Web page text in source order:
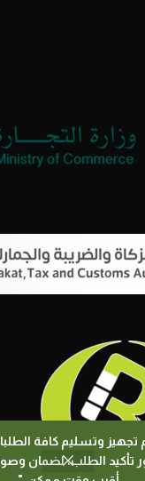
تجهيز وتسليم كافة
تأكيد الطلب، لضمان